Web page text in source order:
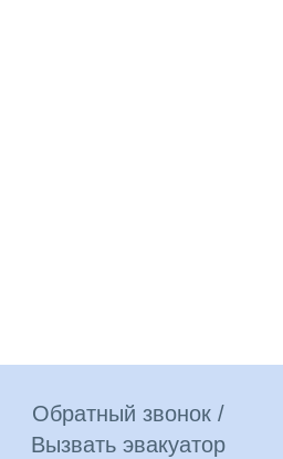
Обратный звонок /
Вызвать эвакуатор